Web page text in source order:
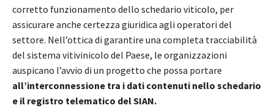
corretto funzionamento dello schedario viticolo, per
assicurare anche certezza giuridica agli operatori del
settore. Nell’ottica di garantire una completa tracciabilità
del sistema vitivinicolo del Paese, le organizzazioni
auspicano l’avvio di un progetto che possa portare
all’interconnessione tra i dati contenuti nello schedario
e il registro telematico del SIAN.